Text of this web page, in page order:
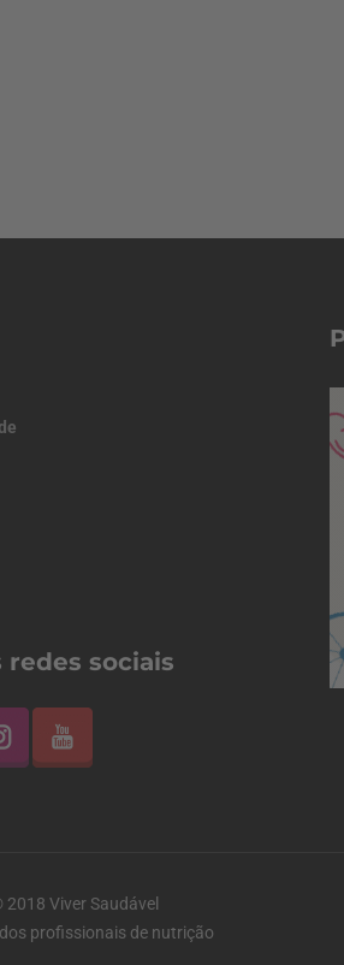
redes sociais
2018 Viver Saudável
profissionais de nutrição